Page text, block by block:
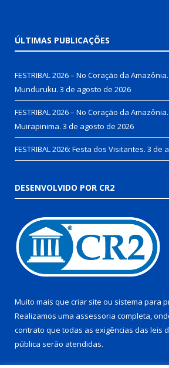
ÚLTIMAS PUBLICAÇÕES
FESTRIBAL 2026 – No Coração da
Munduruku. 3 de agosto de 2026
FESTRIBAL 2026 – No Coração da
Muirapinima. 3 de agosto de 2026
FESTRIBAL 2026: Festa dos Visitantes. 3 de
DESENVOLVIDO POR CR2
Muito mais que criar site ou sistema para
Realizamos uma assessoria completa,
contrato que todas as exigências das leis
pública serão atendidas.